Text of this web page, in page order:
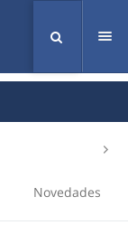
Novedades